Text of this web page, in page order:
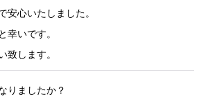
安心いたしました。
幸いです。
致します。
りましたか？